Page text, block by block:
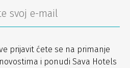
prijavit ćete se na primanje
i ponudi Sava Hotels